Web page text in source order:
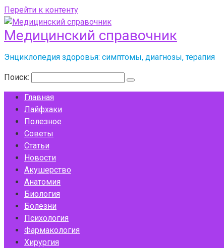
Перейти к контенту
Медицинский справочник
Энциклопедия здоровья: симптомы, диагнозы, терапия
Поиск:
Главная
Лайфхаки
Полезное
Советы
Статьи
Новости
Акушерство
Анатомия
Биология
Болезни
Психология
Фармакология
Хирургия